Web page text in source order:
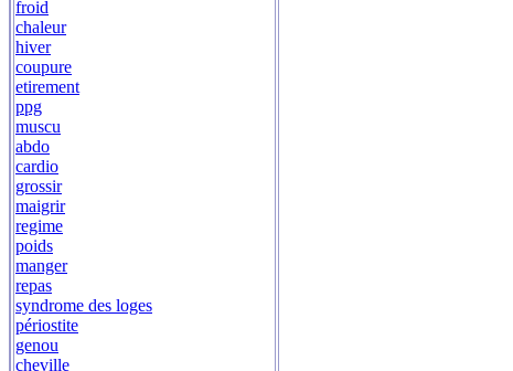
froid
chaleur
hiver
coupure
etirement
ppg
muscu
abdo
cardio
grossir
maigrir
regime
poids
manger
repas
syndrome des loges
périostite
genou
cheville